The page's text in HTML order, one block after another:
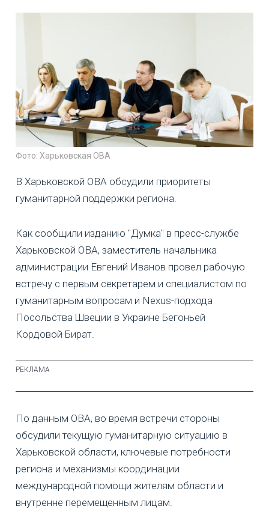
Фото: Харьковская ОВА
В Харьковской ОВА обсудили приоритеты
гуманитарной поддержки региона.
Как сообщили изданию "Думка" в пресс-службе
Харьковской ОВА, заместитель начальника
администрации Евгений Иванов провел рабочую
встречу с первым секретарем и специалистом по
гуманитарным вопросам и Nexus-подхода
Посольства Швеции в Украине Бегоньей
Кордовой Бират.
По данным ОВА, во время встречи стороны
обсудили текущую гуманитарную ситуацию в
Харьковской области, ключевые потребности
региона и механизмы координации
международной помощи жителям области и
внутренне перемещенным лицам.